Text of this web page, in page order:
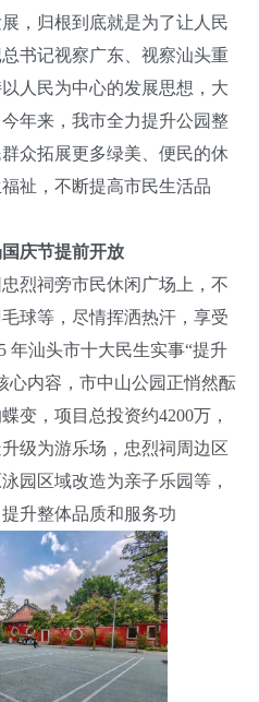
，归根到底就是为了让人民
书记视察广东、视察汕头重
人民为中心的发展思想，大
年来，我市全力提升公园整
众拓展更多绿美、便民的休
祉，不断提高市民生活品
庆节提前开放
祠旁市民休闲广场上，不
球等，尽情挥洒热汗，享受
年汕头市十大民生实事“提升
心内容，市中山公园正悄然酝
变，项目总投资约4200万，
级为游乐场，忠烈祠周边区
园区域改造为亲子乐园等，
升整体品质和服务功